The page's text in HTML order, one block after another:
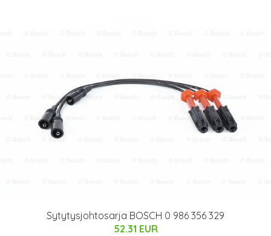
Sytytysjohtosarja BOSCH 0 986 356 329
52.31 EUR